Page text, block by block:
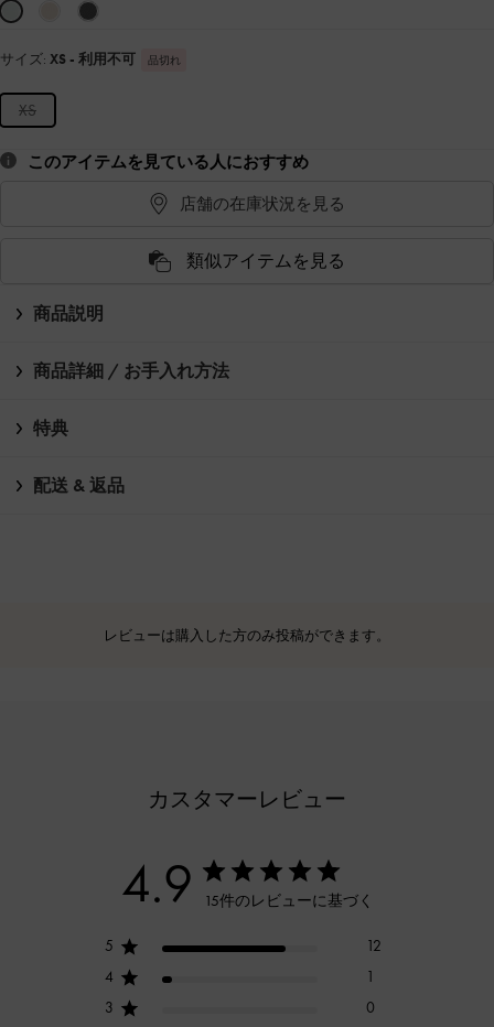
サイズ: XS - 利用不可 品切れ
XS
このアイテムを見ている人におすすめ
店舗の在庫状況を見る
類似アイテムを見る
商品説明
商品詳細 / お手入れ方法
特典
配送 & 返品
レビューは購入した方のみ投稿ができます。
カスタマーレビュー
4.9 15件のレビューに基づく
5
12
4
1
3
0